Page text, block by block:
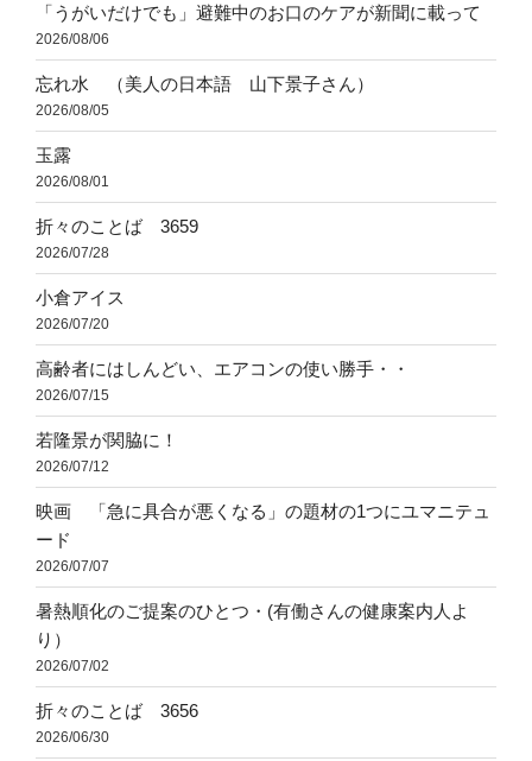
「うがいだけでも」避難中のお口のケアが新聞に載って
2026/08/06
忘れ水 （美人の日本語 山下景子さん）
2026/08/05
玉露
2026/08/01
折々のことば 3659
2026/07/28
小倉アイス
2026/07/20
高齢者にはしんどい、エアコンの使い勝手・・
2026/07/15
若隆景が関脇に！
2026/07/12
映画 「急に具合が悪くなる」の題材の1つにユマニテュ
ード
2026/07/07
暑熱順化のご提案のひとつ・(有働さんの健康案内人よ
り）
2026/07/02
折々のことば 3656
2026/06/30